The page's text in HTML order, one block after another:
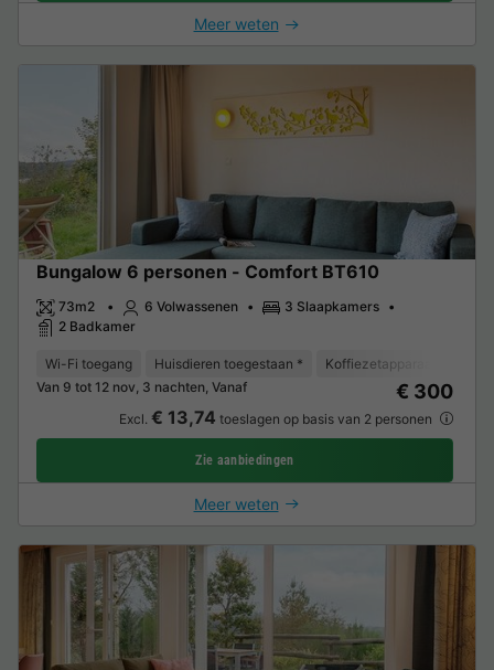
Meer weten
Bungalow 6 personen - Comfort BT610
73m2 6 Volwassenen
3 Slaapkamers
2 Badkamer
Wi-Fi toegang Huisdieren toegestaan * Koffiezetapparaat
Van 9 tot 12 nov, 3 nachten, Vanaf
€ 300
Excl. € 13,74 toeslagen op basis van 2 personen
Zie aanbiedingen
Meer weten